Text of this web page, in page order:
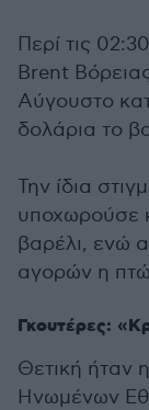
Περί τις
Brent
Αύγουστο
δολάρια το
Την ίδια
υποχωρούσε
βαρέλι, ενώ
αγορών η
Γκουτέρες:
Θετική ήταν
Ηνωμένων